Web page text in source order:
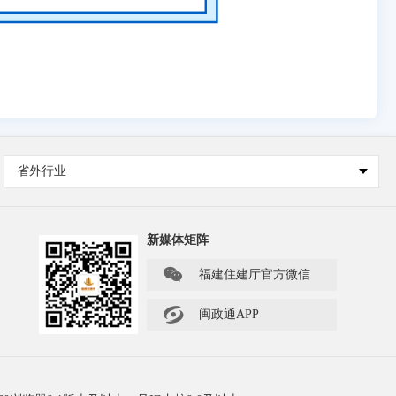
省外行业
新媒体矩阵
 福建住建厅官方微信
 闽政通APP